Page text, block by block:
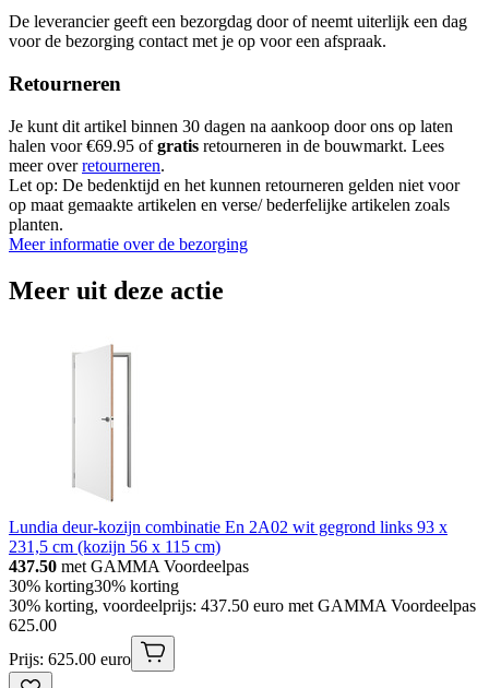
De leverancier geeft een bezorgdag door of neemt uiterlijk een dag
voor de bezorging contact met je op voor een afspraak.
Retourneren
Je kunt dit artikel binnen 30 dagen na aankoop door ons op laten
halen voor €69.95 ofgratis retourneren in de bouwmarkt. Lees
meer overretourneren.
Let op: De bedenktijd en het kunnen retourneren gelden niet voor
op maat gemaakte artikelen en verse/ bederfelijke artikelen zoals
planten.
Meer informatie over de bezorging
Meer uit deze actie
Lundia deur-kozijn combinatie En 2A02 wit gegrond links 93 x
231,5 cm (kozijn 56 x 115 cm)
437.50 met GAMMA Voordeelpas
30% korting30% korting
30% korting, voordeelprijs: 437.50 euro met GAMMA Voordeelpas
625.00
Prijs: 625.00 euro